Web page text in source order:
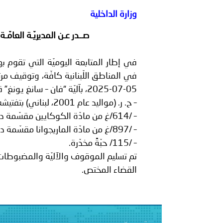
بيان صادر عن الأمانة
وزارة الداخلية
صــدر عـن المديريّـة
في إطار المتابعة اليوميّة التي
في المناطق اللّبنانية كافّة، وتوقيف
05-07-2025، بآليّة “فان – سانغ يونغ” قادمة من البقاع، بقيادة:
– ح. ر. (مواليد عام 2001، لبناني) بتفتيشه والـ”فان”، تم ضبط:
– /614/غ من مادّة الكوكايين مقسّمة داخل /71/ طبّةً بلاستيكيّة.
– /897/غ من مادّة الماريجوانا مقسّمة داخل /38/ كيسًا شفافًا.
– /115/ حبّةً مخدّرة.
تم تسليم الموقوف والآليّة
القضاء المختص.